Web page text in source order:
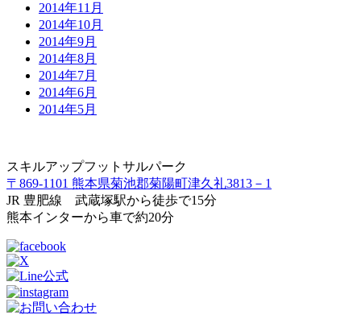
2014年11月
2014年10月
2014年9月
2014年8月
2014年7月
2014年6月
2014年5月
スキルアップフットサルパーク
〒869-1101 熊本県菊池郡菊陽町津久礼3813－1
JR 豊肥線 武蔵塚駅から徒歩で15分
熊本インターから車で約20分